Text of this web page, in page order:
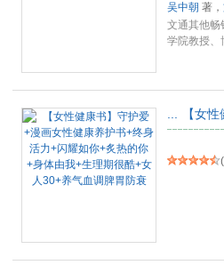
吴中朝 著，
文通其他畅
学院教授、
【女
(